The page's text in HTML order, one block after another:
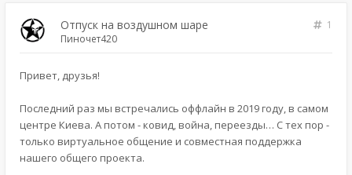
Отпуск на воздушном шаре
1
Пиночет420
Привет, друзья!
Последний раз мы встречались оффлайн в 2019 году, в самом
центре Киева. А потом - ковид, война, переезды… С тех пор -
только виртуальное общение и совместная поддержка
нашего общего проекта.